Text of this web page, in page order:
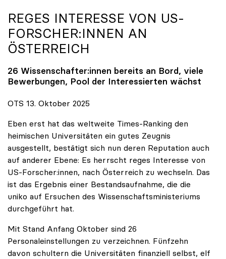
REGES INTERESSE VON US-
FORSCHER:INNEN AN
ÖSTERREICH
26 Wissenschafter:innen bereits an Bord, viele
Bewerbungen, Pool der Interessierten wächst
OTS 13. Oktober 2025
Eben erst hat das weltweite Times-Ranking den
heimischen Universitäten ein gutes Zeugnis
ausgestellt, bestätigt sich nun deren Reputation auch
auf anderer Ebene: Es herrscht reges Interesse von
US-Forscher:innen, nach Österreich zu wechseln. Das
ist das Ergebnis einer Bestandsaufnahme, die die
uniko auf Ersuchen des Wissenschaftsministeriums
durchgeführt hat.
Mit Stand Anfang Oktober sind 26
Personaleinstellungen zu verzeichnen. Fünfzehn
davon schultern die Universitäten finanziell selbst, elf